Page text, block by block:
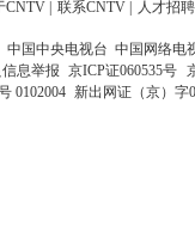
CNTV | 联系CNTV | 人才招聘
中国中央电视台 中国网络电
息举报 京ICP证060535号
0102004 新出网证（京）